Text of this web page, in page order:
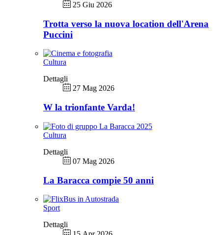
25 Giu 2026
Trotta verso la nuova location dell'Arena
Puccini
Cultura
Dettagli
27 Mag 2026
W la trionfante Varda!
Cultura
Dettagli
07 Mag 2026
La Baracca compie 50 anni
Sport
Dettagli